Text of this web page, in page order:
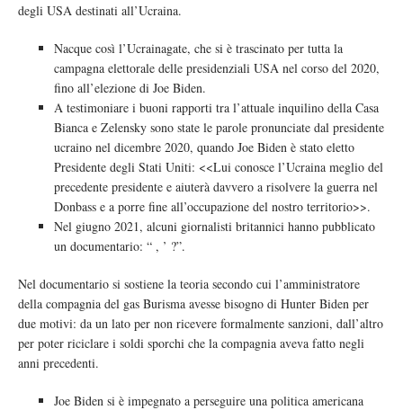
degli USA destinati all’Ucraina.
Nacque così l’Ucrainagate, che si è trascinato per tutta la
campagna elettorale delle presidenziali USA nel corso del 2020,
fino all’elezione di Joe Biden.
A testimoniare i buoni rapporti tra l’attuale inquilino della Casa
Bianca e Zelensky sono state le parole pronunciate dal presidente
ucraino nel dicembre 2020, quando Joe Biden è stato eletto
Presidente degli Stati Uniti: <<Lui conosce l’Ucraina meglio del
precedente presidente e aiuterà davvero a risolvere la guerra nel
Donbass e a porre fine all’occupazione del nostro territorio>>.
Nel giugno 2021, alcuni giornalisti britannici hanno pubblicato
un documentario: “ , ’ ?”.
Nel documentario si sostiene la teoria secondo cui l’amministratore
della compagnia del gas Burisma avesse bisogno di Hunter Biden per
due motivi: da un lato per non ricevere formalmente sanzioni, dall’altro
per poter riciclare i soldi sporchi che la compagnia aveva fatto negli
anni precedenti.
Joe Biden si è impegnato a perseguire una politica americana